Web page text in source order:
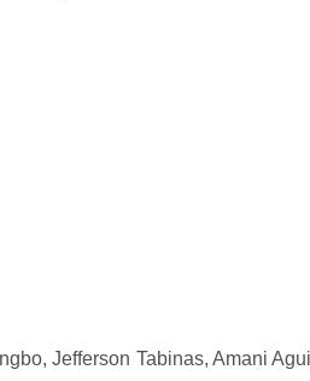
Jefferson Tabinas, Amani